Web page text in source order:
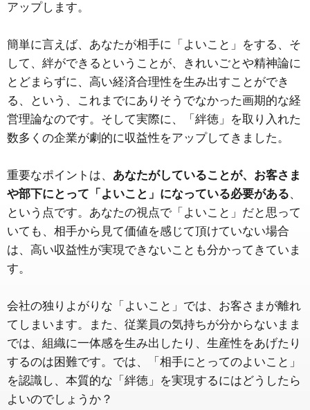
アップします。
簡単に言えば、あなたが相手に「よいこと」をする、そ
して、絆ができるということが、きれいごとや精神論に
とどまらずに、高い経済合理性を生み出すことができ
る、という、これまでにありそうでなかった画期的な経
営理論なのです。そして実際に、「絆徳」を取り入れた
数多くの企業が劇的に収益性をアップしてきました。
重要なポイントは、 あなたがしていることが、お客さま
や部下にとって「よいこと」になっている必要がある、
という点です。あなたの視点で「よいこと」だと思って
いても、相手から見て価値を感じて頂けていない場合
は、高い収益性が実現できないことも分かってきていま
す。
会社の独りよがりな「よいこと」では、お客さまが離れ
てしまいます。また、従業員の気持ちが分からないまま
では、組織に一体感を生み出したり、生産性をあげたり
するのは困難です。では、「相手にとってのよいこと」
を認識し、本質的な「絆徳」を実現するにはどうしたら
よいのでしょうか？